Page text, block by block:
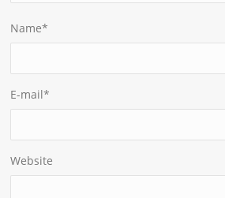
Name*
E-mail*
Website